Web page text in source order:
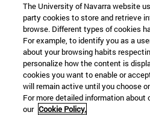
The University of Navarra website
party cookies to store and retrieve
browse. Different types of cookies
For example, to identify you as a
about your browsing habits
personalize how the content is
cookies you want to enable or
will remain active until you choose
For more detailed information about
our Cookie Policy.